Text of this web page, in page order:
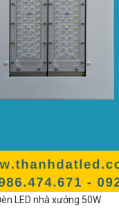
LED nhà xưởng 50W